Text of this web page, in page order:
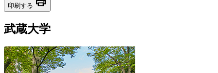
印刷する
武蔵大学